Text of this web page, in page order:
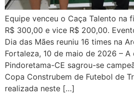
Equipe venceu o Caça Talento na
R$ 300,00 e vice R$ 200,00.
Dia das Mães reuniu 16 times na
Fortaleza, 10 de maio de 2026 –
Pindoretama-CE sagrou-se
Copa Construbem de Futebol de
realizada neste […]